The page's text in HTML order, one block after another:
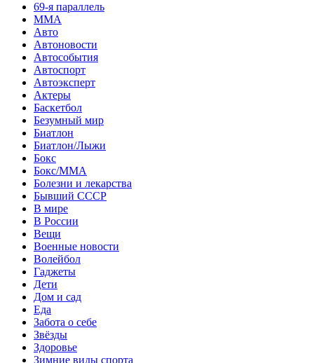
69-я параллель
MMA
Авто
Автоновости
Автособытия
Автоспорт
Автоэксперт
Актеры
Баскетбол
Безумный мир
Биатлон
Биатлон/Лыжи
Бокс
Бокс/MMA
Болезни и лекарства
Бывший СССР
В мире
В России
Вещи
Военные новости
Волейбол
Гаджеты
Дети
Дом и сад
Еда
Забота о себе
Звёзды
Здоровье
Зимние виды спорта